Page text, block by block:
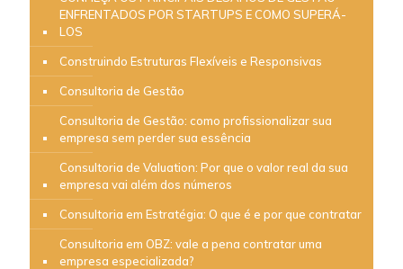
ENFRENTADOS POR STARTUPS E COMO SUPERÁ-
LOS
Construindo Estruturas Flexíveis e Responsivas
Consultoria de Gestão
Consultoria de Gestão: como profissionalizar sua
empresa sem perder sua essência
Consultoria de Valuation: Por que o valor real da sua
empresa vai além dos números
Consultoria em Estratégia: O que é e por que contratar
Consultoria em OBZ: vale a pena contratar uma
empresa especializada?